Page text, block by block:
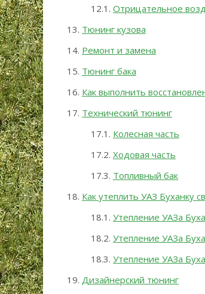
Отрицательное
Тюнинг кузова
Ремонт и замена
Тюнинг бака
Как выполнить
Технический тюнинг
Колесная часть
Ходовая часть
Топливный бак
Как утеплить УАЗ Буханку
Утепление УАЗа
Утепление УАЗа
Утепление УАЗа
Дизайнерский тюнинг